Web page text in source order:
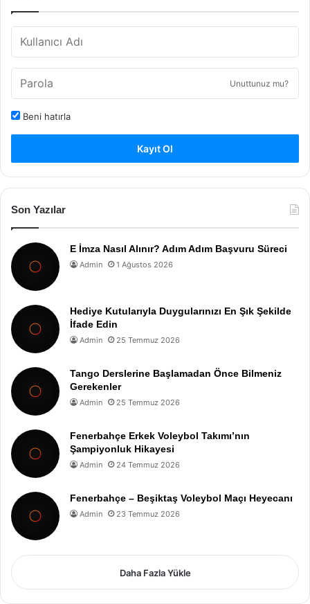
Unuttunuz mu?
Beni hatırla
Kayıt Ol
Son Yazılar
E İmza Nasıl Alınır? Adım Adım Başvuru Süreci
Admin 1 Ağustos 2026
Hediye Kutularıyla Duygularınızı En Şık Şekilde
İfade Edin
Admin 25 Temmuz 2026
Tango Derslerine Başlamadan Önce Bilmeniz
Gerekenler
Admin 25 Temmuz 2026
Fenerbahçe Erkek Voleybol Takımı’nın
Şampiyonluk Hikayesi
Admin 24 Temmuz 2026
Fenerbahçe – Beşiktaş Voleybol Maçı Heyecanı
Admin 23 Temmuz 2026
Daha Fazla Yükle